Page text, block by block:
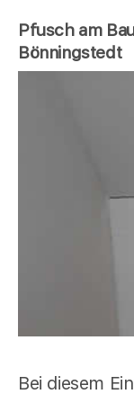
Pfusch am
Bönningstedt
Bei diesem